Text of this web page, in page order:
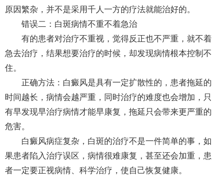
原因繁杂，并不是采用千人一方的疗法就能治好的。
错误二：白斑病情不重不着急治
有的患者对治疗不重视，觉得反正也不严重，就不着
急去治疗，结果想要治疗的时候，却发现病情根本控制不
住。
正确方法：白癜风是具有一定扩散性的，患者拖延的
时间越长，病情会越严重，同时治疗的难度也会增加，只
有早发现早治疗病情才能早康复，拖延只会带来更严重的
危害。
白癜风病症复杂，白斑的治疗不是一件简单的事，如
果患者陷入治疗误区，病情很难康复，甚至还会加重，患
者一定要正视病情、科学治疗，使自己恢复健康。